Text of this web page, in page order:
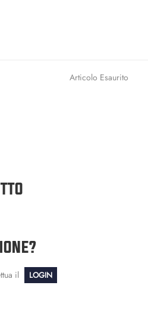
Articolo Esaurito
il LOGIN